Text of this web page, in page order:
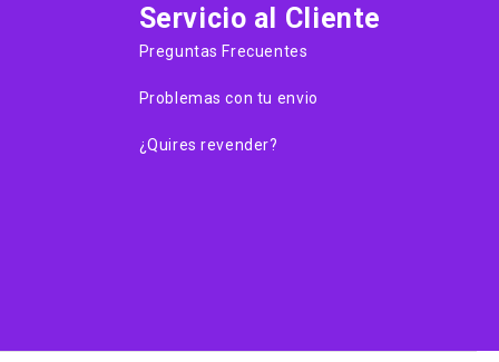
Servicio al Cliente
Preguntas Frecuentes
Problemas con tu envio
¿Quires revender?